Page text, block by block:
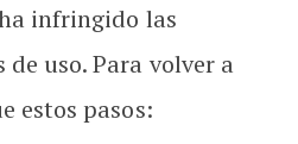
infringido las
de uso. Para volver a
estos pasos: